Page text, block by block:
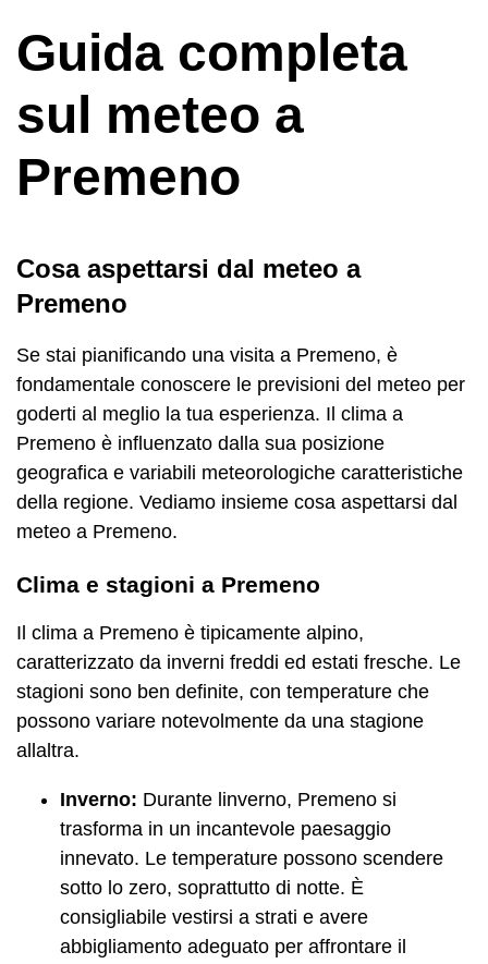
Guida completa
sul meteo a
Premeno
Cosa aspettarsi dal meteo a
Premeno
Se stai pianificando una visita a Premeno, è
fondamentale conoscere le previsioni del meteo per
goderti al meglio la tua esperienza. Il clima a
Premeno è influenzato dalla sua posizione
geografica e variabili meteorologiche caratteristiche
della regione. Vediamo insieme cosa aspettarsi dal
meteo a Premeno.
Clima e stagioni a Premeno
Il clima a Premeno è tipicamente alpino,
caratterizzato da inverni freddi ed estati fresche. Le
stagioni sono ben definite, con temperature che
possono variare notevolmente da una stagione
allaltra.
Inverno: Durante linverno, Premeno si
trasforma in un incantevole paesaggio
innevato. Le temperature possono scendere
sotto lo zero, soprattutto di notte. È
consigliabile vestirsi a strati e avere
abbigliamento adeguato per affrontare il